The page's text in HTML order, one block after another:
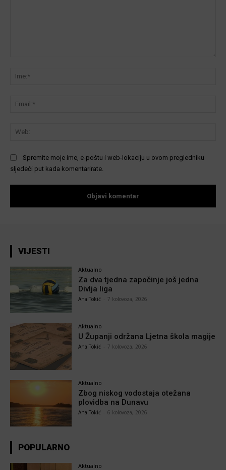
Spremite moje ime, e-poštu i web-lokaciju u ovom pregledniku
sljedeći put kada komentarirate.
VIJESTI
Aktualno
Za dva tjedna započinje još jedna
Divlja liga
Ana Tokić 7 kolovoza, 2026
Aktualno
U Županji održana Ljetna škola magije
Ana Tokić 7 kolovoza, 2026
Aktualno
Zbog niskog vodostaja otežana
plovidba na Dunavu
Ana Tokić 6 kolovoza, 2026
POPULARNO
Aktualno